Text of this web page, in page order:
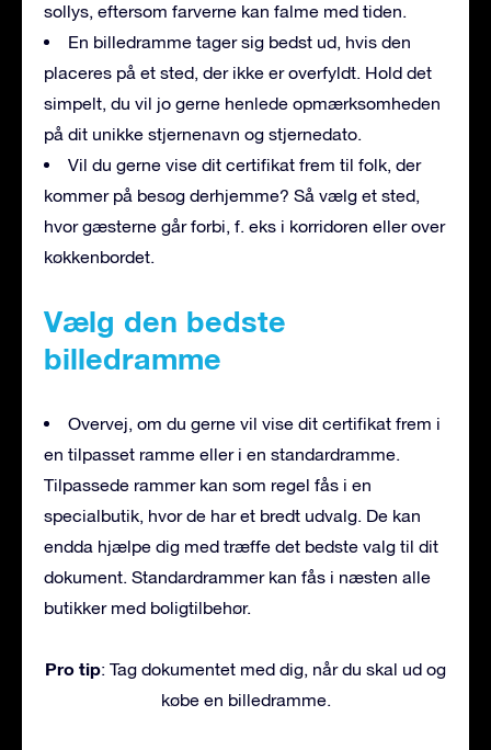
sollys, eftersom farverne kan falme med tiden.
En billedramme tager sig bedst ud, hvis den
placeres på et sted, der ikke er overfyldt. Hold det
simpelt, du vil jo gerne henlede opmærksomheden
på dit unikke stjernenavn og stjernedato.
Vil du gerne vise dit certifikat frem til folk, der
kommer på besøg derhjemme? Så vælg et sted,
hvor gæsterne går forbi, f. eks i korridoren eller over
køkkenbordet.
Vælg den bedste
billedramme
Overvej, om du gerne vil vise dit certifikat frem i
en tilpasset ramme eller i en standardramme.
Tilpassede rammer kan som regel fås i en
specialbutik, hvor de har et bredt udvalg. De kan
endda hjælpe dig med træffe det bedste valg til dit
dokument. Standardrammer kan fås i næsten alle
butikker med boligtilbehør.
Pro tip: Tag dokumentet med dig, når du skal ud og
købe en billedramme.